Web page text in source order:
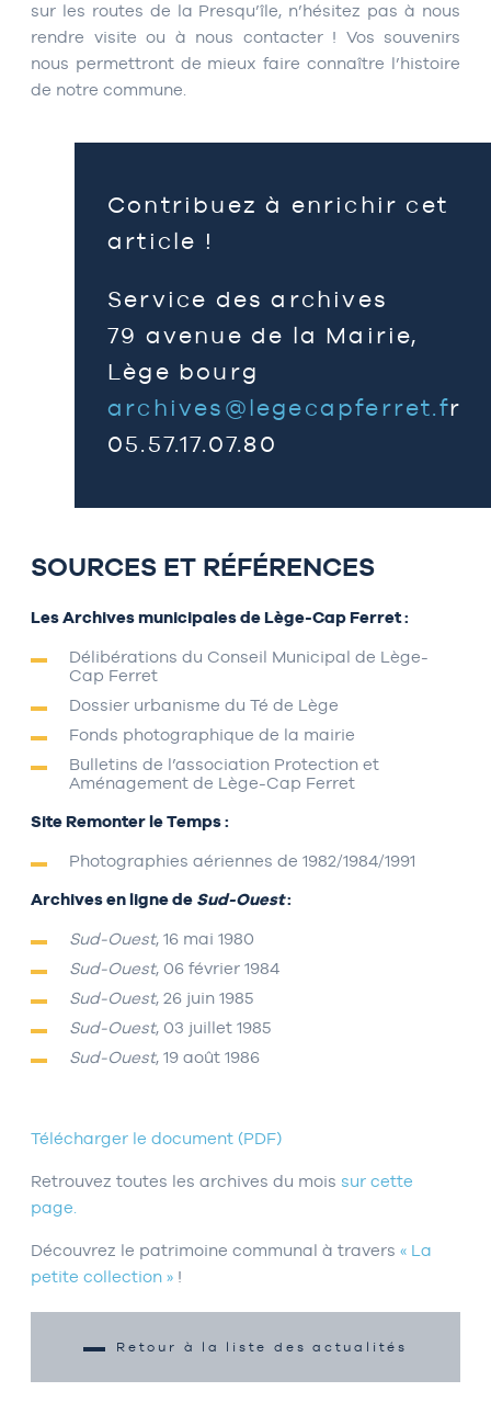
sur les routes de la Presqu’île, n’hésitez pas à nous
rendre visite ou à nous contacter ! Vos souvenirs
nous permettront de mieux faire connaître l’histoire
de notre commune.
Contribuez à enrichir cet
article !
Service des archives
79 avenue de la Mairie,
Lège bourg
archives@legecapferret.fr
05.57.17.07.80
SOURCES ET RÉFÉRENCES
Les Archives municipales de Lège-Cap Ferret :
Délibérations du Conseil Municipal de Lège-
Cap Ferret
Dossier urbanisme du Té de Lège
Fonds photographique de la mairie
Bulletins de l’association Protection et
Aménagement de Lège-Cap Ferret
Site Remonter le Temps :
Photographies aériennes de 1982/1984/1991
Archives en ligne de Sud-Ouest:
Sud-Ouest, 16 mai 1980
Sud-Ouest, 06 février 1984
Sud-Ouest, 26 juin 1985
Sud-Ouest, 03 juillet 1985
Sud-Ouest, 19 août 1986
Télécharger le document (PDF)
Retrouvez toutes les archives du mois sur cette
page.
Découvrez le patrimoine communal à travers « La
petite collection » !
Retour à la liste des actualités